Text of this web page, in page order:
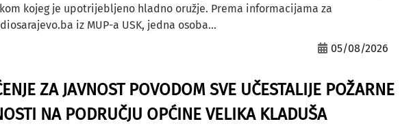
kojeg je upotrijebljeno hladno oružje. Prema informacijama za
iz MUP-a USK, jedna osoba...
05/08/2026
ZA JAVNOST POVODOM SVE UČESTALIJE POŽARNE
NA PODRUČJU OPĆINE VELIKA KLADUŠA